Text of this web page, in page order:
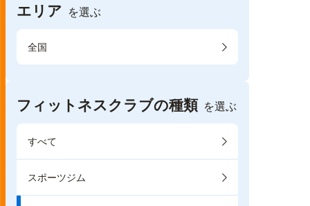
エリア を選ぶ
全国
フィットネスクラブの種類 を選ぶ
すべて
スポーツジム